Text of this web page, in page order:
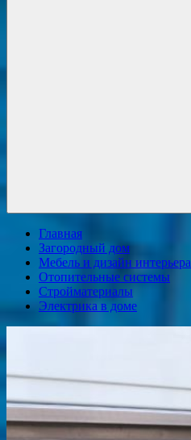
Главная
Загородный дом
Мебель и дизайн интерьера
Отопительные системы
Стройматериалы
Электрика в доме